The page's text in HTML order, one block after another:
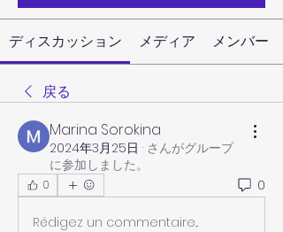
ディスカッション メディア メンバー
戻る
Marina Sorokina
2024年3月25日 · さんがグループ
に参加しました。
0 0
Rédigez un commentaire...